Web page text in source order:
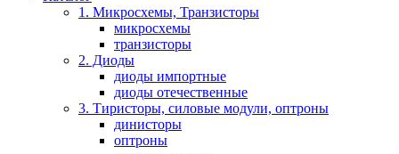
1. Микросхемы, Транзисторы
микросхемы
транзисторы
2. Диоды
диоды импортные
диоды отечественные
3. Тиристоры, силовые модули, оптроны
динисторы
оптроны